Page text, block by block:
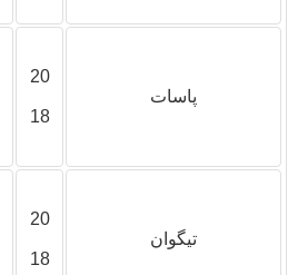
پاسات
20
18
تیگوان
20
18